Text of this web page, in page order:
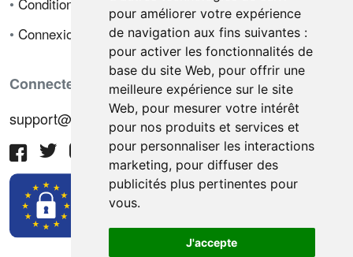
pour améliorer votre expérience
de navigation aux fins suivantes :
pour activer les fonctionnalités de
base du site Web, pour offrir une
meilleure expérience sur le site
Web, pour mesurer votre intérêt
pour nos produits et services et
pour personnaliser les interactions
marketing, pour diffuser des
publicités plus pertinentes pour
vous.
J'accepte
• Connexion
Connectez-vous avec nous
support@hiringnotes.com